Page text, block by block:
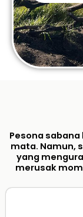
Pesona
mata. Namun,
yang
merusak